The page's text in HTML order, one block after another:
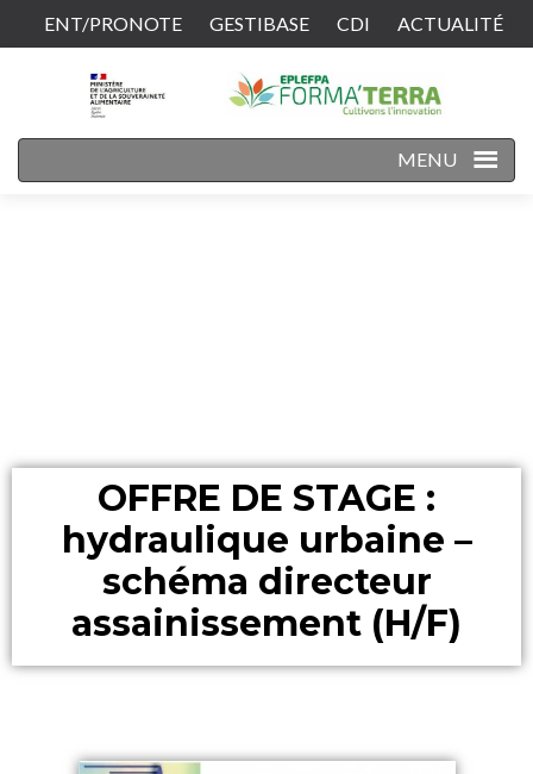
ENT/PRONOTE GESTIBASE CDI ACTUALITÉ
MENU
OFFRE DE STAGE :
hydraulique urbaine –
schéma directeur
assainissement (H/F)